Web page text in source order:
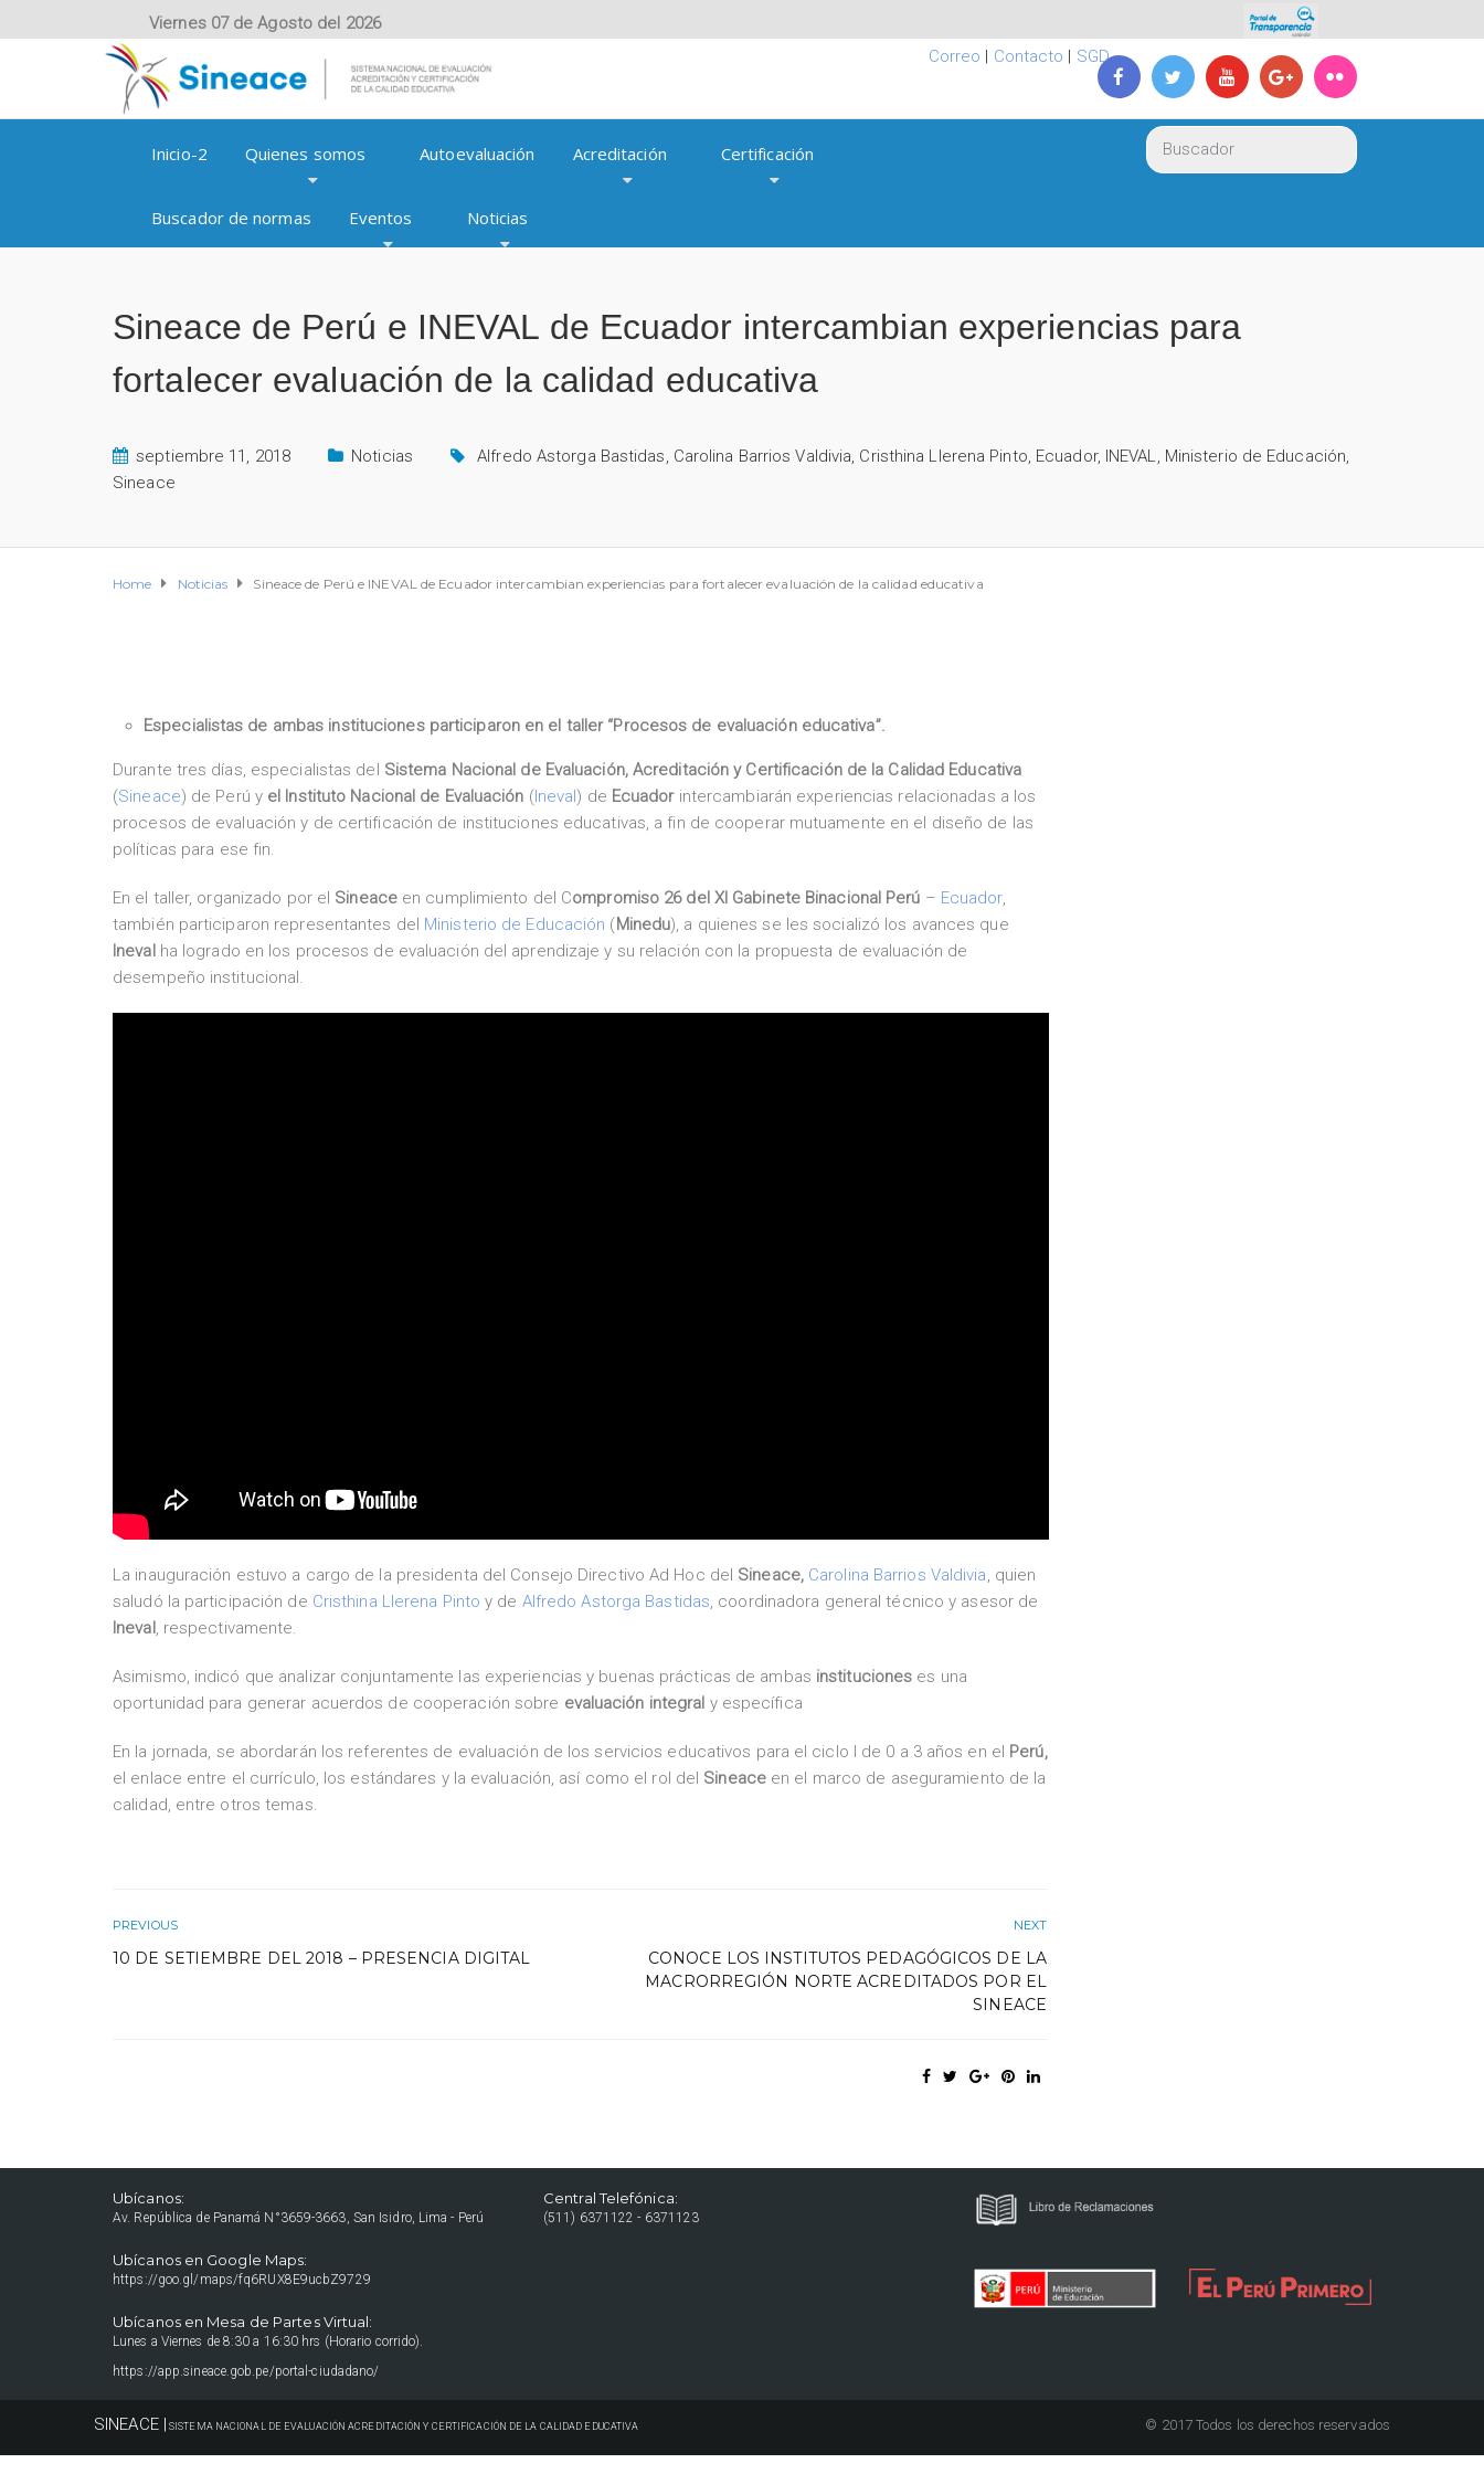
Viernes 07 de Agosto del 2026
Correo | Contacto | SGD
Inicio-2 Quienes somos Autoevaluación Acreditación Certificación
Buscador de normas Eventos Noticias
Sineace de Perú e INEVAL de Ecuador intercambian experiencias para
fortalecer evaluación de la calidad educativa
septiembre 11, 2018 Noticias Alfredo Astorga Bastidas, Carolina Barrios Valdivia, Cristhina Llerena Pinto, Ecuador, INEVAL, Ministerio de Educación,
Sineace
Home Noticias Sineace de Perú e INEVAL de Ecuador intercambian experiencias para fortalecer evaluación de la calidad educativa
Especialistas de ambas instituciones participaron en el taller “Procesos de evaluación educativa”.
Durante tres días, especialistas del Sistema Nacional de Evaluación, Acreditación y Certificación de la Calidad Educativa
(Sineace) de Perú y el Instituto Nacional de Evaluación (Ineval) de Ecuadorintercambiarán experiencias relacionadas a los
procesos de evaluación y de certificación de instituciones educativas, a fin de cooperar mutuamente en el diseño de las
políticas para ese fin.
En el taller, organizado por el Sineaceen cumplimiento del Compromiso 26 del XI Gabinete Binacional Perú – Ecuador,
también participaron representantes del Ministerio de Educación (Minedu), a quienes se les socializó los avances que
Inevalha logrado en los procesos de evaluación del aprendizaje y su relación con la propuesta de evaluación de
desempeño institucional.
La inauguración estuvo a cargo de la presidenta del Consejo Directivo Ad Hoc del Sineace, Carolina Barrios Valdivia, quien
saludó la participación de Cristhina Llerena Pinto y de Alfredo Astorga Bastidas, coordinadora general técnico y asesor de
Ineval, respectivamente.
Asimismo, indicó que analizar conjuntamente las experiencias y buenas prácticas de ambas instituciones es una
oportunidad para generar acuerdos de cooperación sobre evaluación integral y específica
En la jornada, se abordarán los referentes de evaluación de los servicios educativos para el ciclo I de 0 a 3 años en el Perú,
el enlace entre el currículo, los estándares y la evaluación, así como el rol del Sineaceen el marco de aseguramiento de la
calidad, entre otros temas.
PREVIOUS
10 DE SETIEMBRE DEL 2018 – PRESENCIA DIGITAL
NEXT
CONOCE LOS INSTITUTOS PEDAGÓGICOS DE LA
MACRORREGIÓN NORTE ACREDITADOS POR EL
SINEACE
Ubícanos:
Av. República de Panamá N°3659-3663, San Isidro, Lima - Perú
Ubícanos en Google Maps:
https://goo.gl/maps/fq6RUX8E9ucbZ9729
Ubícanos en Mesa de Partes Virtual:
Lunes a Viernes de 8:30 a 16:30 hrs (Horario corrido).
https://app.sineace.gob.pe/portal-ciudadano/
Central Telefónica:
(511) 6371122 - 6371123
SINEACE | SISTEMA NACIONAL DE EVALUACIÓN ACREDITACIÓN Y CERTIFICACIÓN DE LA CALIDAD EDUCATIVA © 2017 Todos los derechos reservados